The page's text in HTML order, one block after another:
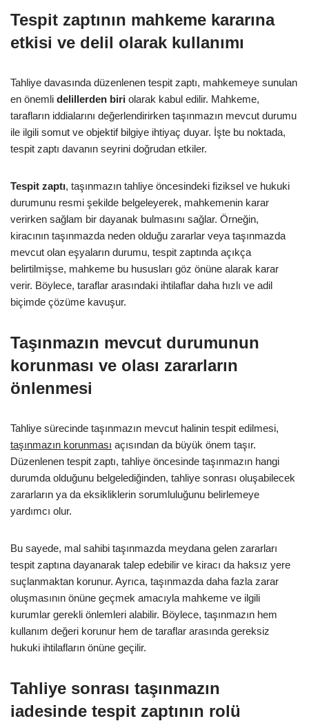
Tespit zaptının mahkeme kararına
etkisi ve delil olarak kullanımı
Tahliye davasında düzenlenen tespit zaptı, mahkemeye sunulan
en önemli delillerden biri olarak kabul edilir. Mahkeme,
tarafların iddialarını değerlendirirken taşınmazın mevcut durumu
ile ilgili somut ve objektif bilgiye ihtiyaç duyar. İşte bu noktada,
tespit zaptı davanın seyrini doğrudan etkiler.
Tespit zaptı, taşınmazın tahliye öncesindeki fiziksel ve hukuki
durumunu resmi şekilde belgeleyerek, mahkemenin karar
verirken sağlam bir dayanak bulmasını sağlar. Örneğin,
kiracının taşınmazda neden olduğu zararlar veya taşınmazda
mevcut olan eşyaların durumu, tespit zaptında açıkça
belirtilmişse, mahkeme bu hususları göz önüne alarak karar
verir. Böylece, taraflar arasındaki ihtilaflar daha hızlı ve adil
biçimde çözüme kavuşur.
Taşınmazın mevcut durumunun
korunması ve olası zararların
önlenmesi
Tahliye sürecinde taşınmazın mevcut halinin tespit edilmesi,
taşınmazın korunması açısından da büyük önem taşır.
Düzenlenen tespit zaptı, tahliye öncesinde taşınmazın hangi
durumda olduğunu belgelediğinden, tahliye sonrası oluşabilecek
zararların ya da eksikliklerin sorumluluğunu belirlemeye
yardımcı olur.
Bu sayede, mal sahibi taşınmazda meydana gelen zararları
tespit zaptına dayanarak talep edebilir ve kiracı da haksız yere
suçlanmaktan korunur. Ayrıca, taşınmazda daha fazla zarar
oluşmasının önüne geçmek amacıyla mahkeme ve ilgili
kurumlar gerekli önlemleri alabilir. Böylece, taşınmazın hem
kullanım değeri korunur hem de taraflar arasında gereksiz
hukuki ihtilafların önüne geçilir.
Tahliye sonrası taşınmazın
iadesinde tespit zaptının rolü